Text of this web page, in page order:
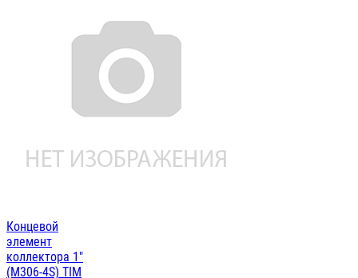
Концевой
элемент
коллектора 1"
(M306-4S) TIM